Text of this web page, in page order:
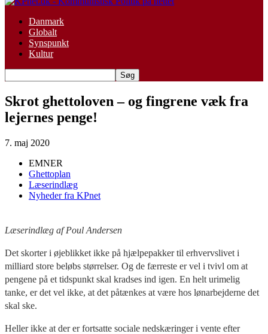
Danmark
Globalt
Synspunkt
Kultur
Skrot ghettoloven – og fingrene væk fra
lejernes penge!
7. maj 2020
EMNER
Ghettoplan
Læserindlæg
Nyheder fra KPnet
Læserindlæg af Poul Andersen
Det skorter i øjeblikket ikke på hjælpepakker til erhvervslivet i
milliard store beløbs størrelser. Og de færreste er vel i tvivl om at
pengene på et tidspunkt skal kradses ind igen. En helt urimelig
tanke, er det vel ikke, at det påtænkes at være hos lønarbejderne det
skal ske.
Heller ikke at der er fortsatte sociale nedskæringer i vente efter